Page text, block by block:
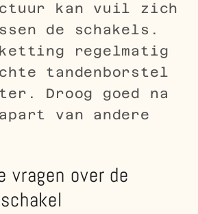
kan vuil zich
de schakels.
regelmatig
tandenborstel
Droog goed na
van andere
vragen over de